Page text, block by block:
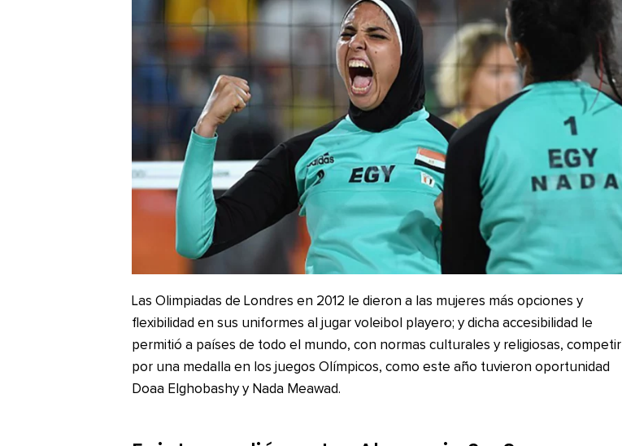
Las Olimpiadas de Londres en 2012 le dieron a las mujeres más opciones y
flexibilidad en sus uniformes al jugar voleibol playero; y dicha accesibilidad le
permitió a países de todo el mundo, con normas culturales y religiosas, competir
por una medalla en los juegos Olímpicos, como este año tuvieron oportunidad
Doaa Elghobashy y Nada Meawad.